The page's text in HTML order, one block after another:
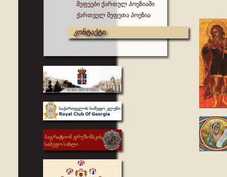
მეფეები ქართულ პოეზიაში
ქართველ მეფეთა პოეზია
კონტაქტი